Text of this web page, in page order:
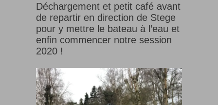
Déchargement et petit café avant
de repartir en direction de Stege
pour y mettre le bateau à l’eau et
enfin commencer notre session
2020 !